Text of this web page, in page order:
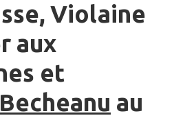
Violaine
aux
et
au